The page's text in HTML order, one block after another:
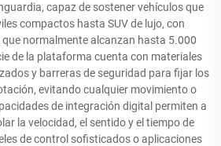
capaz de sostener vehículos que
compactos hasta SUV de lujo, con
normalmente alcanzan hasta 5.000
de la plataforma cuenta con materiales
y barreras de seguridad para fijar los
evitando cualquier movimiento o
de integración digital permiten a
la velocidad, el sentido y el tiempo de
de control sofisticados o aplicaciones